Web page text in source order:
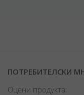
ПОТРЕБИТЕЛСКИ
Оцени продукта: